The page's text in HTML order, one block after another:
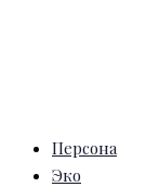
Персона
Эко